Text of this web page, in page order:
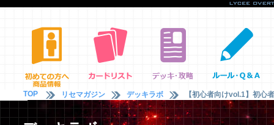
TOP リセマガジン デッキラボ 【初心者向けvol.1】初心